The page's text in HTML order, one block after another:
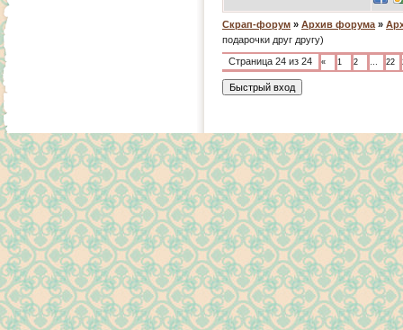
Скрап-форум » Архив форума »
подарочки друг другу)
Страница 24 из 24 « 1 2 … 22